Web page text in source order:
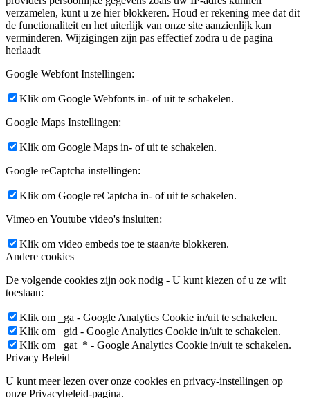
verzamelen, kunt u ze hier blokkeren. Houd er rekening mee dat dit
de functionaliteit en het uiterlijk van onze site aanzienlijk kan
verminderen. Wijzigingen zijn pas effectief zodra u de pagina
herlaadt
Google Webfont Instellingen:
Klik om Google Webfonts in- of uit te schakelen.
Google Maps Instellingen:
Klik om Google Maps in- of uit te schakelen.
Google reCaptcha instellingen:
Klik om Google reCaptcha in- of uit te schakelen.
Vimeo en Youtube video's insluiten:
Klik om video embeds toe te staan/te blokkeren.
Andere cookies
De volgende cookies zijn ook nodig - U kunt kiezen of u ze wilt
toestaan:
Klik om _ga - Google Analytics Cookie in/uit te schakelen.
Klik om _gid - Google Analytics Cookie in/uit te schakelen.
Klik om _gat_* - Google Analytics Cookie in/uit te schakelen.
Privacy Beleid
U kunt meer lezen over onze cookies en privacy-instellingen op
onze Privacybeleid-pagina.